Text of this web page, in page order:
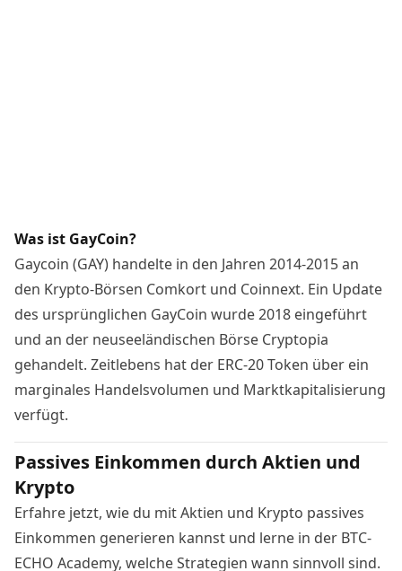
Was ist GayCoin?
Gaycoin (GAY) handelte in den Jahren 2014-2015 an
den Krypto-Börsen Comkort und Coinnext. Ein Update
des ursprünglichen GayCoin wurde 2018 eingeführt
und an der neuseeländischen Börse Cryptopia
gehandelt. Zeitlebens hat der ERC-20 Token über ein
marginales Handelsvolumen und Marktkapitalisierung
verfügt.
Passives Einkommen durch Aktien und
Krypto
Erfahre jetzt, wie du mit Aktien und Krypto passives
Einkommen generieren kannst und lerne in der BTC-
ECHO Academy, welche Strategien wann sinnvoll sind.